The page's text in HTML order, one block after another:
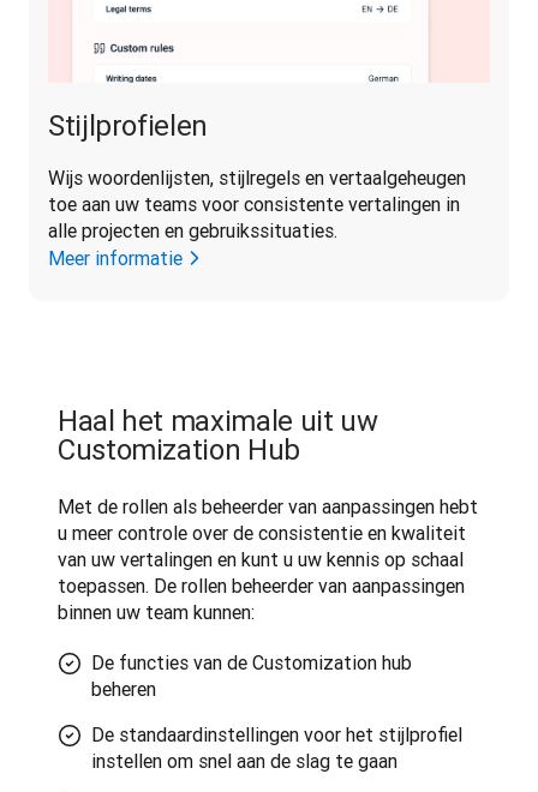
Stijlprofielen
Wijs woordenlijsten, stijlregels en vertaalgeheugen
toe aan uw teams voor consistente vertalingen in
alle projecten en gebruikssituaties.
Meer informatie
Haal het maximale uit uw
Customization Hub
Met de rollen als beheerder van aanpassingen hebt
u meer controle over de consistentie en kwaliteit
van uw vertalingen en kunt u uw kennis op schaal
toepassen. De rollen beheerder van aanpassingen
binnen uw team kunnen:
De functies van de Customization hub
beheren
De standaardinstellingen voor het stijlprofiel
instellen om snel aan de slag te gaan